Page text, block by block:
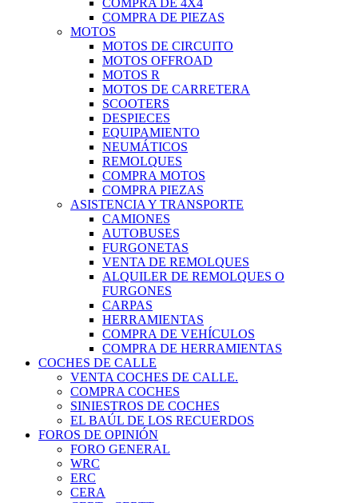
COMPRA DE 4X4
COMPRA DE PIEZAS
MOTOS
MOTOS DE CIRCUITO
MOTOS OFFROAD
MOTOS R
MOTOS DE CARRETERA
SCOOTERS
DESPIECES
EQUIPAMIENTO
NEUMÁTICOS
REMOLQUES
COMPRA MOTOS
COMPRA PIEZAS
ASISTENCIA Y TRANSPORTE
CAMIONES
AUTOBUSES
FURGONETAS
VENTA DE REMOLQUES
ALQUILER DE REMOLQUES O
FURGONES
CARPAS
HERRAMIENTAS
COMPRA DE VEHÍCULOS
COMPRA DE HERRAMIENTAS
COCHES DE CALLE
VENTA COCHES DE CALLE.
COMPRA COCHES
SINIESTROS DE COCHES
EL BAÚL DE LOS RECUERDOS
FOROS DE OPINIÓN
FORO GENERAL
WRC
ERC
CERA